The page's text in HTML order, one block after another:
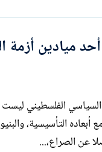
ميادين أزمة
السياسي الفلسطيني
التأسيسية،
عن الصراع،...